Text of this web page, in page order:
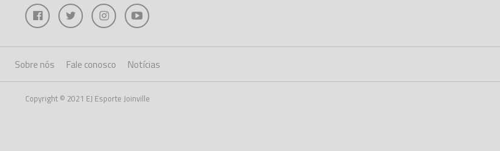
Sobre nós Fale conosco Notícias
Copyright © 2021 EJ Esporte Joinville